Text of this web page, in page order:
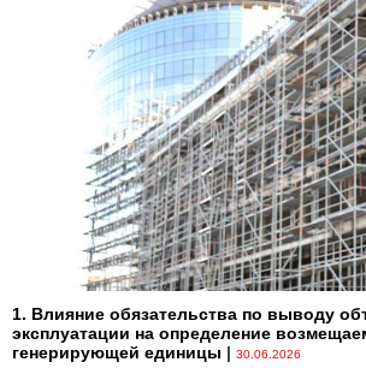
1. Влияние обязательства по выводу
эксплуатации на определение
генерирующей единицы | 30.06.2026